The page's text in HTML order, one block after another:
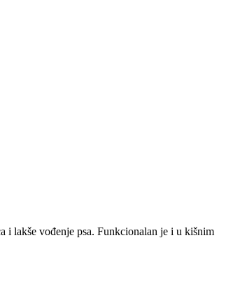
i lakše vođenje psa. Funkcionalan je i u kišnim